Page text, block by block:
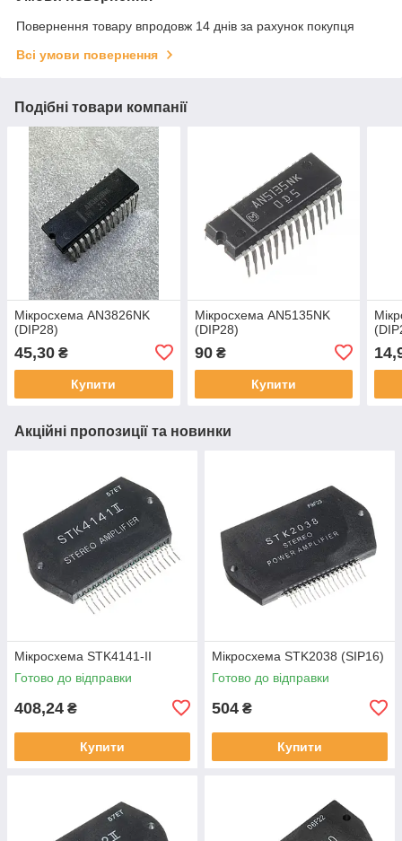
Повернення товару впродовж 14 днів за рахунок покупця
Всі умови повернення
Подібні товари компанії
Мікросхема AN3826NK
(DIP28)
45,30 ₴
Купити
Мікросхема AN5135NK
(DIP28)
90₴
Купити
Акційні пропозиції та новинки
Мікросхема STK4141-II
Готово до відправки
408,24 ₴
Купити
Мікросхема STK2038 (SIP16)
Готово до відправки
504 ₴
Купити